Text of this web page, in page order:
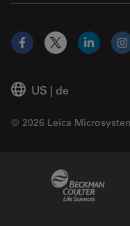
US | de
© 2026 Leica
Facebook
X